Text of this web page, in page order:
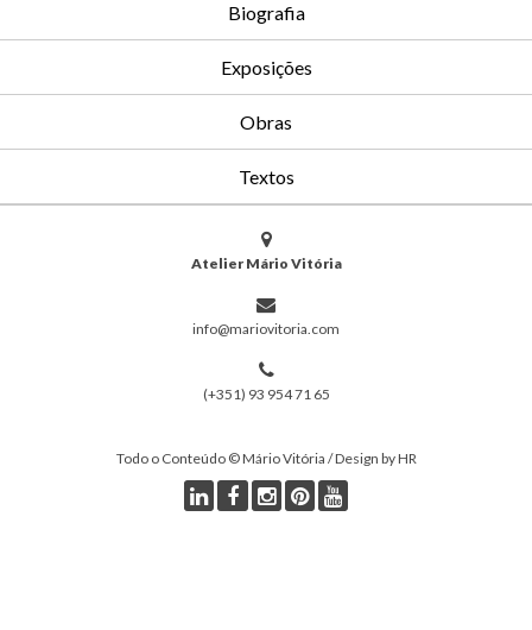
Biografia
Exposições
Obras
Textos
Atelier Mário Vitória
info@mariovitoria.com
(+351) 93 954 71 65
Todo o Conteúdo © Mário Vitória / Design by HR